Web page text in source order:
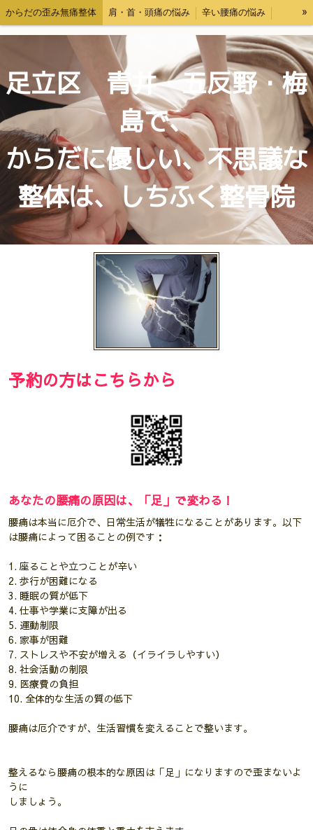
からだの歪み無痛整体 肩・首・頭痛の悩み 辛い腰痛の悩み
交通事故後の体調ケア・むちうち対応 料金表 お問い合わせ 自己紹介
»
足立区 青井・五反野・梅
島で、
からだに優しい、不思議な
整体は、しちふく整骨院
予約の方はこちらから
あなたの腰痛の原因は、「足」で変わる！
腰痛は本当に厄介で、日常生活が犠牲になることがあります。以下
は腰痛によって困ることの例です：
1. 座ることや立つことが辛い
2. 歩行が困難になる
3. 睡眠の質が低下
4. 仕事や学業に支障が出る
5. 運動制限
6. 家事が困難
7. ストレスや不安が増える（イライラしやすい）
8. 社会活動の制限
9. 医療費の負担
10. 全体的な生活の質の低下
腰痛は厄介ですが、生活習慣を変えることで整います。
整えるなら腰痛の根本的な原因は「足」になりますので歪まないよ
うに
しましょう。